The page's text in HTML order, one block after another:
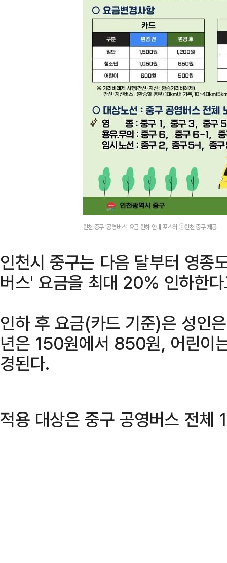
인천 중구 '공영버스' 요금 인하 안내 포스터 ⓒ인천 중구 제공
인천시 중구는 다음 달부터 영종
버스' 요금을 최대 20% 인하한
인하 후 요금(카드 기준)은 성인
년은 150원에서 850원, 어린
경된다.
적용 대상은 중구 공영버스 전체